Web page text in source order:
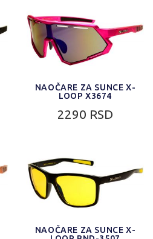
NAOČARE ZA SUNCE X-
LOOP X3674
2290 RSD
NAOČARE ZA SUNCE X-